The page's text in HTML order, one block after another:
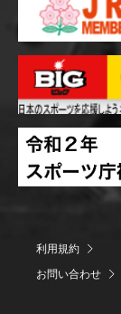
利用規約
お問い合わせ